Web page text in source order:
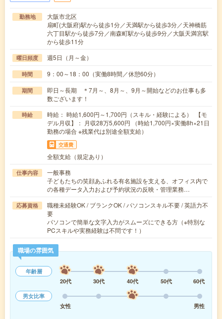
勤務地
大阪市北区
扇町(大阪府)駅から徒歩1分／天満駅から徒歩3分／天神橋筋
六丁目駅から徒歩7分／南森町駅から徒歩9分／大阪天満宮駅
から徒歩11分
曜日頻度 週5日（月～金）
時間 9：00～18：00（実働8時間／休憩60分）
期間
即日～長期 ＊7月～、8月～、9月～開始などのお仕事も多
数ございます！
時給
時給： 時給1,600円～1,700円（スキル・経験による） 【モ
デル月収】： 月収28万5,600円 （時給1,700円×実働8h×21日
勤務の場合 ※残業代は別途全額支給）
交通費
全額支給（規定あり）
仕事内容
一般事務
子どもたちの笑顔あふれる有名施設を支える、オフィス内で
の各種データ入力および予約状況の反映・管理業務…
応募資格
職種未経験OK / ブランクOK / パソコンスキル不要 / 英語力不
要
パソコンで簡単な文字入力がスムーズにできる方（※特別な
PCスキルや実務経験は不問です！）
職場の雰囲気
年齢層
20代
30代 40代 50代
60代
男女比率
女性
男性